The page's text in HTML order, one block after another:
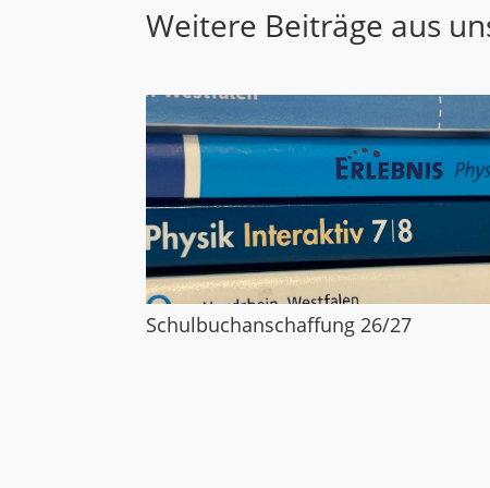
Weitere Beiträge aus
Schulbuchanschaffung 26/27